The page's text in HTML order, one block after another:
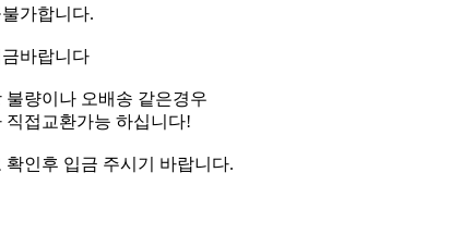
가합니다.
바랍니다
량이나 오배송 같은경우
접교환가능 하십니다!
인후 입금 주시기 바랍니다.